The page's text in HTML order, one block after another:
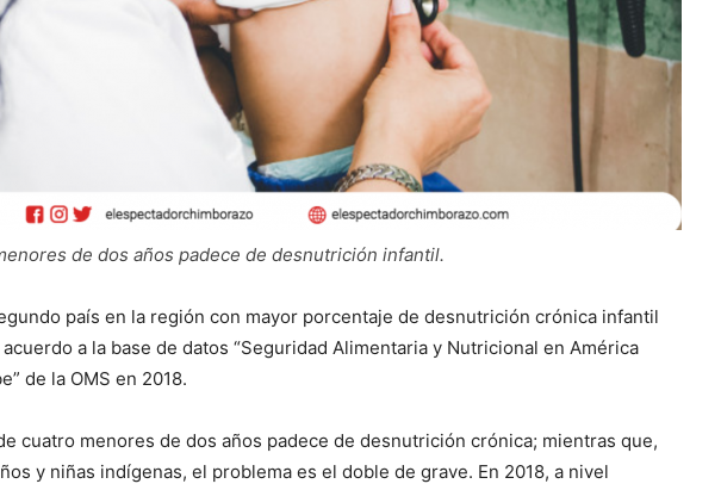
de dos años padece de desnutrición infantil.
país en la región con mayor porcentaje de desnutrición crónica infantil
a la base de datos “Seguridad Alimentaria y Nutricional en América
de la OMS en 2018.
cuatro menores de dos años padece de desnutrición crónica; mientras que,
y niñas indígenas, el problema es el doble de grave. En 2018, a nivel